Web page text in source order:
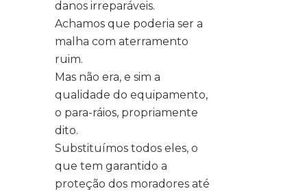
danos irreparáveis.
Achamos que poderia ser a
malha com aterramento
ruim.
Mas não era, e sim a
qualidade do equipamento,
o para-ráios, propriamente
dito.
Substituímos todos eles, o
que tem garantido a
proteção dos moradores até